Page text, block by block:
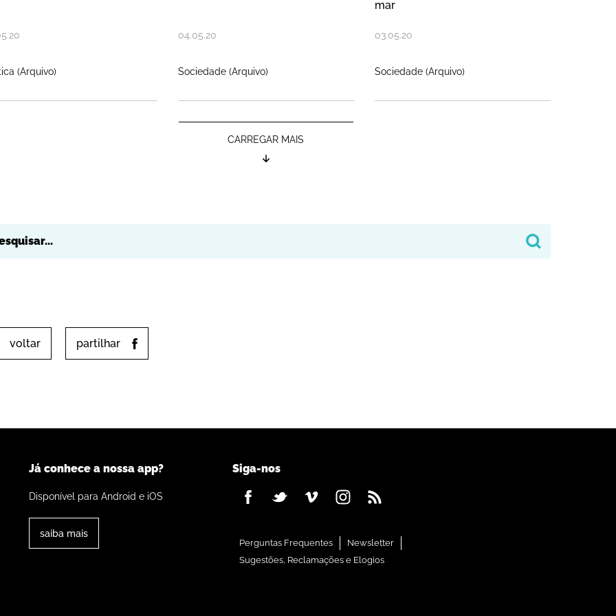
.20
(Arquivo)
04.05.20
Sociedade (Arquivo)
mar
03.05.20
Sociedade (Arquivo)
CARREGAR MAIS
voltar partilhar
Já conhece a nossa app?
Disponível para Android e iOS
saiba mais
Siga-nos
Perguntas Frequentes
Newsletter
Sugestões, Reclamações e Elogios